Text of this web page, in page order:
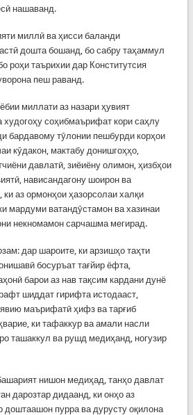
нашаванд.
миллӣ ва ҳисси баланди
дошта бошанд, бо сабру таҳаммул
роҳи таърихии дар Конститутсия
пеш раванд.
миллати аз назари ҳувият
соҳибмаърифат кори саҳлу
бардавому тӯлонии пешбурди корҳои
кӯдакон, мактабу донишгоҳҳо,
давлатӣ, зиёиёну олимон, ҳизбҳои
нависандагону шоирон ва
аз ормонҳои ҳазорсолаи халқи
мардуми ватандӯстамон ва хазинаи
некномамон сарчашма мегирад.
дар шароите, ки арзишҳо таҳти
босуръат тағйир ёфта,
барои аз нав тақсим кардани дунё
шиддат гирифта истодааст,
маърифатӣ ҳифз ва тарғиб
ки тафаккур ва амали насли
ташаккул ва рушд медиҳанд, ногузир
нишон медиҳад, танҳо давлат
дарозтар дидаанд, ки онҳо аз
доштаашон пурра ва дурусту оқилона